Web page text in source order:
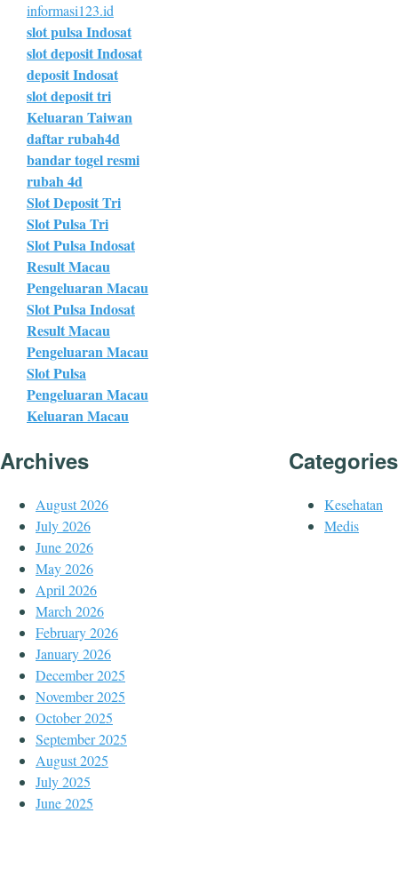
informasi123.id
slot pulsa Indosat
slot deposit Indosat
deposit Indosat
slot deposit tri
Keluaran Taiwan
daftar rubah4d
bandar togel resmi
rubah 4d
Slot Deposit Tri
Slot Pulsa Tri
Slot Pulsa Indosat
Result Macau
Pengeluaran Macau
Slot Pulsa Indosat
Result Macau
Pengeluaran Macau
Slot Pulsa
Pengeluaran Macau
Keluaran Macau
Archives
August 2026
July 2026
June 2026
May 2026
April 2026
March 2026
February 2026
January 2026
December 2025
November 2025
October 2025
September 2025
August 2025
July 2025
June 2025
Categories
Kesehatan
Medis